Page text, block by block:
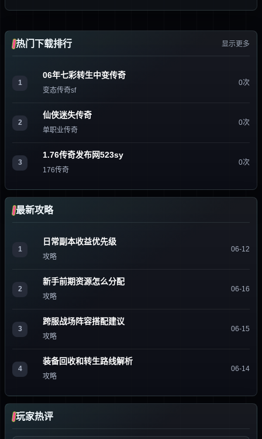
热门下载排行 显示更多
1
06年七彩转生中变传奇
变态传奇sf
0次
2
仙侠迷失传奇
单职业传奇
0次
3
1.76传奇发布网523sy
176传奇
0次
最新攻略
1
日常副本收益优先级
攻略
06-12
2
新手前期资源怎么分配
攻略
06-16
3
跨服战场阵容搭配建议
攻略
06-15
4
装备回收和转生路线解析
攻略
06-14
玩家热评